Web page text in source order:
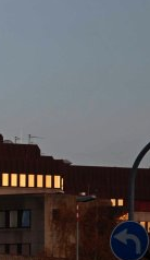
odio
nonumy
causae